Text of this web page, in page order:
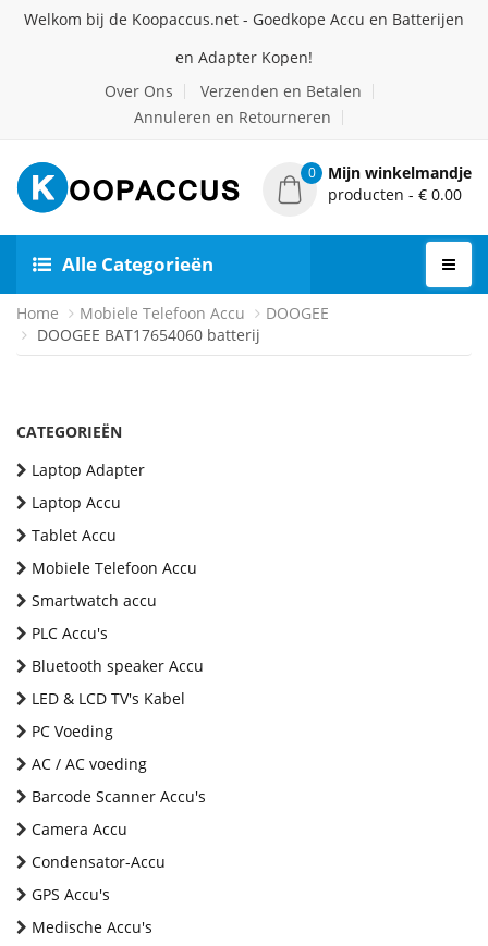
Welkom bij de Koopaccus.net - Goedkope Accu en Batterijen
en Adapter Kopen!
Over Ons
Verzenden en Betalen
Annuleren en Retourneren
0
Mijn winkelmandje
producten - € 0.00
Alle Categorieën
Home Mobiele Telefoon Accu
DOOGEE
DOOGEE BAT17654060 batterij
CATEGORIEËN
Laptop Adapter
Laptop Accu
Tablet Accu
Mobiele Telefoon Accu
Smartwatch accu
PLC Accu's
Bluetooth speaker Accu
LED & LCD TV's Kabel
PC Voeding
AC / AC voeding
Barcode Scanner Accu's
Camera Accu
Condensator-Accu
GPS Accu's
Medische Accu's